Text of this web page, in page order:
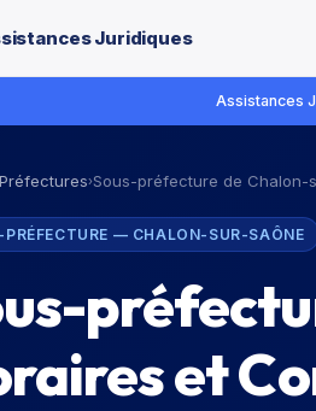
Juridiques
Assistances
Préfectures›Sous-préfecture de Chalon-
— CHALON-SUR-SAÔNE
et